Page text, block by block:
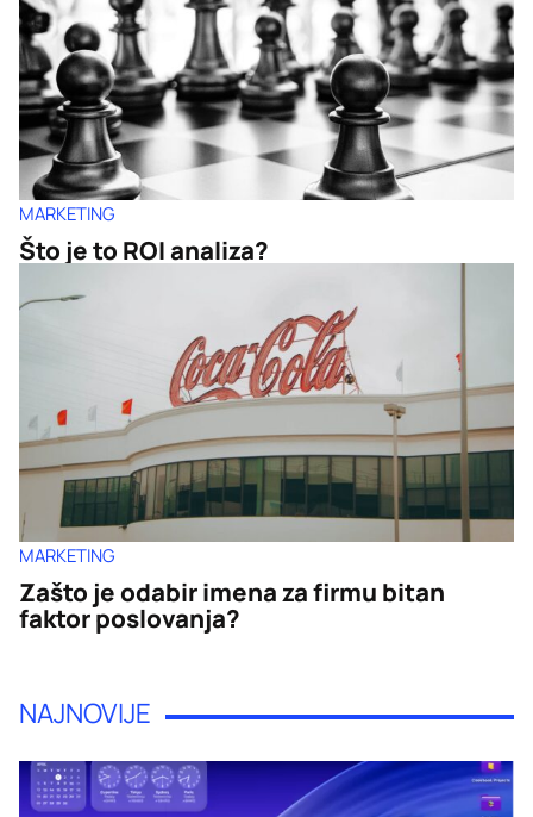
MARKETING
Što je to ROI analiza?
MARKETING
Zašto je odabir imena za firmu bitan
faktor poslovanja?
NAJNOVIJE